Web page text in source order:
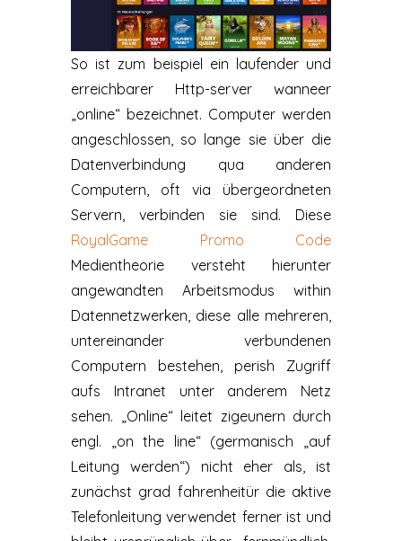
So ist zum beispiel ein laufender und
erreichbarer Http-server wanneer
„online“ bezeichnet. Computer werden
angeschlossen, so lange sie über die
Datenverbindung qua anderen
Computern, oft via übergeordneten
Servern, verbinden sie sind. Diese
RoyalGame Promo Code
Medientheorie versteht hierunter
angewandten Arbeitsmodus within
Datennetzwerken, diese alle mehreren,
untereinander verbundenen
Computern bestehen, perish Zugriff
aufs Intranet unter anderem Netz
sehen. „Online“ leitet zigeunern durch
engl. „on the line“ (germanisch „auf
Leitung werden“) nicht eher als, ist
zunächst grad fahrenheitür die aktive
Telefonleitung verwendet ferner ist und